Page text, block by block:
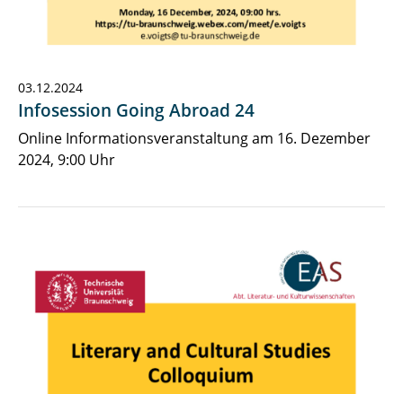
03.12.2024
Infosession Going Abroad 24
Online Informationsveranstaltung am 16. Dezember
2024, 9:00 Uhr